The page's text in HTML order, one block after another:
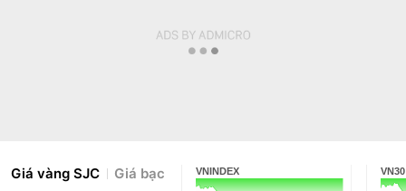
Giá vàng SJC Giá bạc VNINDEX VN30